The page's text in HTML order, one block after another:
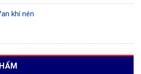
khí nén